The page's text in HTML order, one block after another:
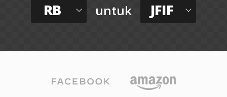
RB untuk JFIF